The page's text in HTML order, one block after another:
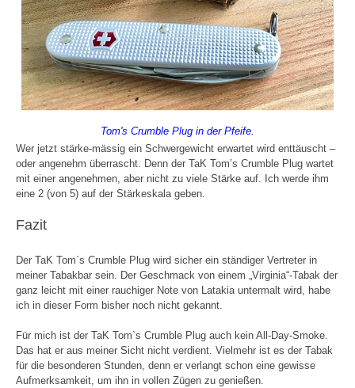
Tom's Crumble Plug in der Pfeife.
Wer jetzt stärke-mässig ein Schwergewicht erwartet wird enttäuscht –
oder angenehm überrascht. Denn der TaK Tom’s Crumble Plug wartet
mit einer angenehmen, aber nicht zu viele Stärke auf. Ich werde ihm
eine 2 (von 5) auf der Stärkeskala geben.
Fazit
Der TaK Tom`s Crumble Plug wird sicher ein ständiger Vertreter in
meiner Tabakbar sein. Der Geschmack von einem „Virginia“-Tabak der
ganz leicht mit einer rauchiger Note von Latakia untermalt wird, habe
ich in dieser Form bisher noch nicht gekannt.
Für mich ist der TaK Tom`s Crumble Plug auch kein All-Day-Smoke.
Das hat er aus meiner Sicht nicht verdient. Vielmehr ist es der Tabak
für die besonderen Stunden, denn er verlangt schon eine gewisse
Aufmerksamkeit, um ihn in vollen Zügen zu genießen.